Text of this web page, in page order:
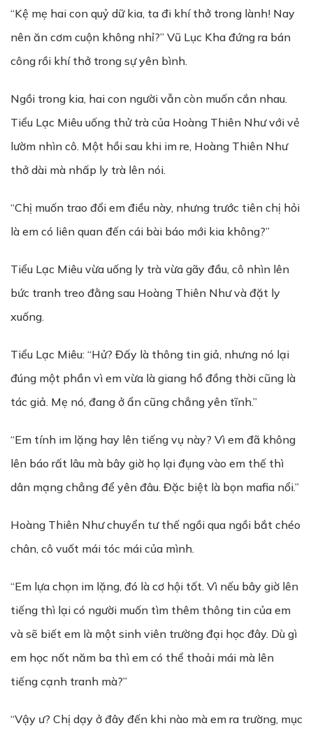
“Kệ mẹ hai con quỷ dữ kia, ta đi khí thở trong lành! Nay
nên ăn cơm cuộn không nhỉ?” Vũ Lục Kha đứng ra bán
công rồi khí thở trong sự yên bình.
Ngồi trong kia, hai con người vẫn còn muốn cắn nhau.
Tiểu Lạc Miêu uống thử trà của Hoàng Thiên Như với vẻ
lườm nhìn cô. Một hồi sau khi im re, Hoàng Thiên Như
thở dài mà nhấp ly trà lên nói.
“Chị muốn trao đổi em điều này, nhưng trước tiên chị hỏi
là em có liên quan đến cái bài báo mới kia không?”
Tiểu Lạc Miêu vừa uống ly trà vừa gãy đầu, cô nhìn lên
bức tranh treo đằng sau Hoàng Thiên Như và đặt ly
xuống.
Tiểu Lạc Miêu: “Hử? Đấy là thông tin giả, nhưng nó lại
đúng một phần vì em vừa là giang hồ đồng thời cũng là
tác giả. Mẹ nó, đang ở ẩn cũng chẳng yên tĩnh.”
“Em tính im lặng hay lên tiếng vụ này? Vì em đã không
lên báo rất lâu mà bây giờ họ lại đụng vào em thế thì
dân mạng chẳng để yên đâu. Đặc biệt là bọn mafia nổi.”
Hoàng Thiên Như chuyển tư thế ngồi qua ngồi bắt chéo
chân, cô vuốt mái tóc mái của mình.
“Em lựa chọn im lặng, đó là cơ hội tốt. Vì nếu bây giờ lên
tiếng thì lại có người muốn tìm thêm thông tin của em
và sẽ biết em là một sinh viên trường đại học đây. Dù gì
em học nốt năm ba thì em có thể thoải mái mà lên
tiếng cạnh tranh mà?”
“Vậy ư? Chị dạy ở đây đến khi nào mà em ra trường, mục